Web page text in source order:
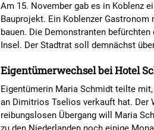
Am 15. November gab es in Koblenz
Bauprojekt. Ein Koblenzer
bauen. Die Demonstranten
Insel. Der Stadtrat soll demnächst
Eigentümerwechsel bei Hotel
Eigentümerin Maria Schmidt teilte
an Dimitrios Tselios verkauft hat. Der
reibungslosen Übergang will Maria